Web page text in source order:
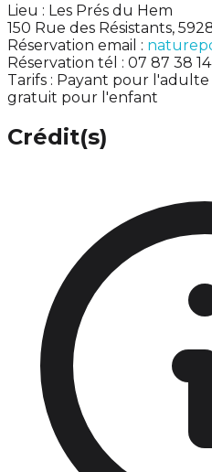
Lieu : Les Prés du Hem
150 Rue des Résistants,
Réservation email :
Réservation tél : 07 87 38
Tarifs : Payant pour
gratuit pour l'enfant
Crédit(s)